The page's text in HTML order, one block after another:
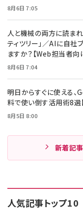
8月6日 7:05
人と機械の両方に読まれ
ティツリー」／AIに自社
ますか？【Web担当者向
8月6日 7:04
明日からすぐに使える
料で使い倒す活用術8選
8月5日 8:00
新着記
人気記事トップ10